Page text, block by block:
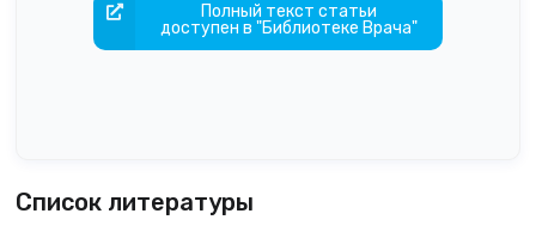
Полный текст статьи
доступен в "Библиотеке Врача"
Список литературы